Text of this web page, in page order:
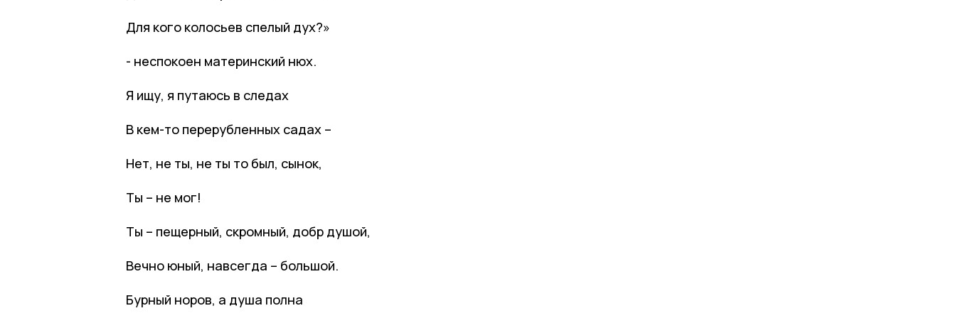
Для кого колосьев спелый дух?»
- неспокоен материнский нюх.
Я ищу, я путаюсь в следах
В кем-то перерубленных садах –
Нет, не ты, не ты то был, сынок,
Ты – не мог!
Ты – пещерный, скромный, добр душой,
Вечно юный, навсегда – большой.
Бурный норов, а душа полна